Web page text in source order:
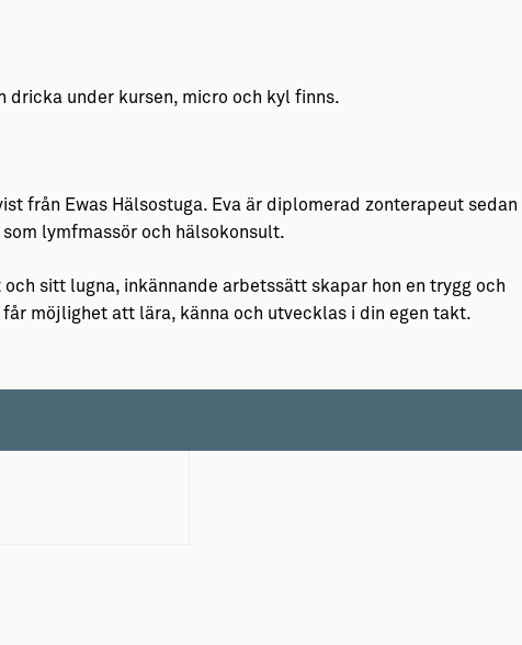
dricka under kursen, micro och kyl finns.
från Ewas Hälsostuga. Eva är diplomerad zonterapeut
lymfmassör och hälsokonsult.
sitt lugna, inkännande arbetssätt skapar hon en trygg och
möjlighet att lära, känna och utvecklas i din egen takt.